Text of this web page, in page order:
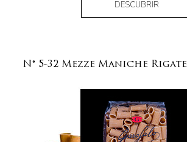
DESCUBRIR
N° 5-32 Mezze Maniche